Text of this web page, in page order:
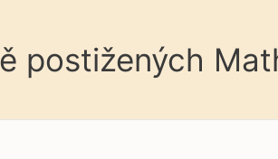
postižených